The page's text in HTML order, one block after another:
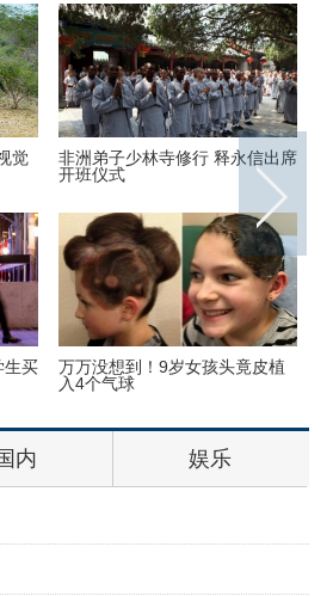
觉
非洲弟子少林寺修行 释永信出席
开班仪式
生买
万万没想到！9岁女孩头竟皮植
入4个气球
内 娱乐